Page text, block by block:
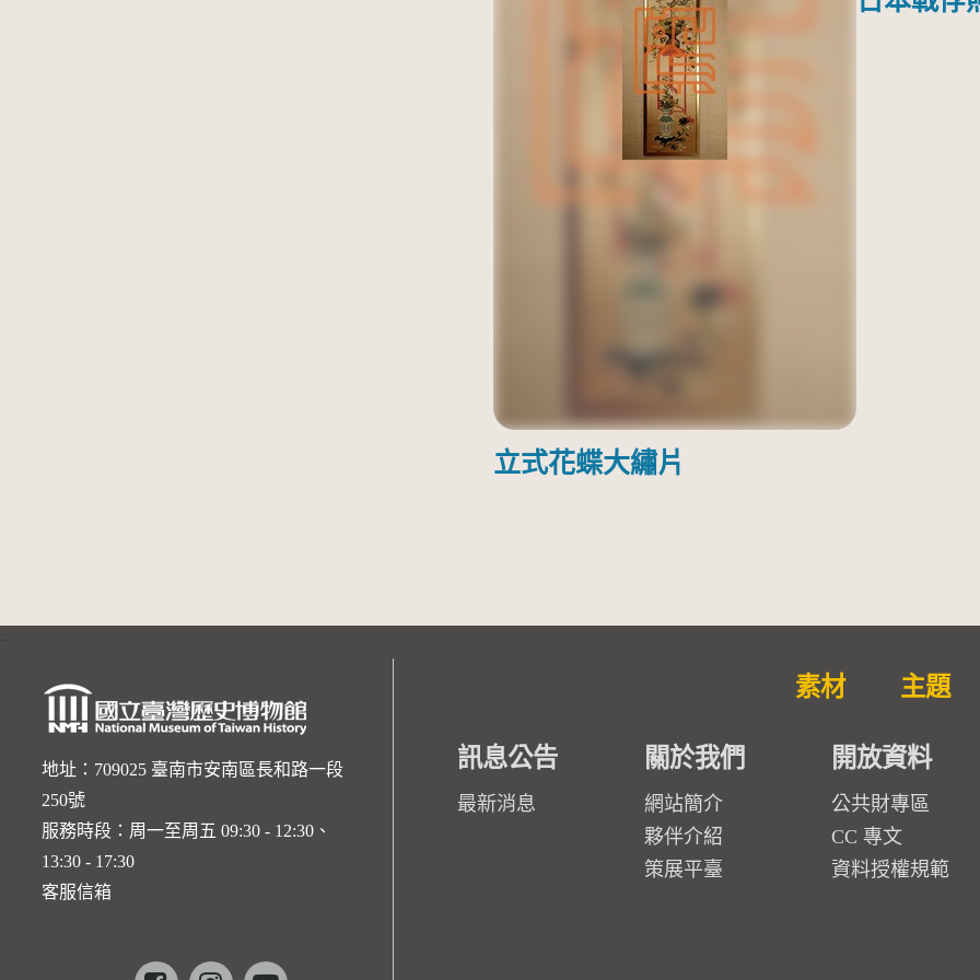
立式花蝶大繡片
地址：709025 臺南市安南區長和路一段
250號
服務時段：周一至周五 09:30 - 12:30、
13:30 - 17:30
客服信箱
Facebookinstagramyoutube
素材 主題
訊息公告
最新消息
關於我們
網站簡介
夥伴介紹
策展平臺
開放資料
公共財專區
CC 專文
資料授權規範